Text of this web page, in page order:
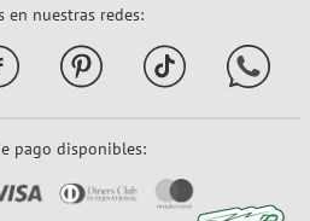
en nuestras redes:
pago disponibles: